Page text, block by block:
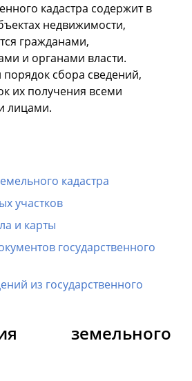
кадастра содержит в
недвижимости,
гражданами,
и органами власти.
сбора сведений,
их получения всеми
лицами.
кадастра
участков
и карты
государственного
из государственного
земельного